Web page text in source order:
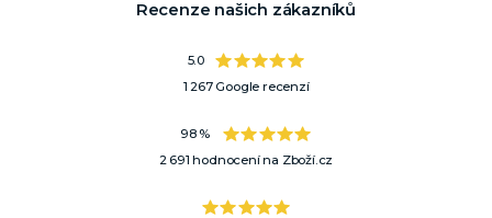
Recenze našich zákazníků
5.0
1 267 Google recenzí
98 %
2 691 hodnocení na Zboží.cz